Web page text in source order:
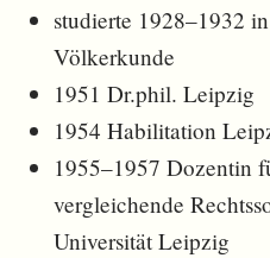
studierte 1928–1932
Völkerkunde
1951 Dr.phil. Leipzig
1954 Habilitation
1955–1957 Dozentin
vergleichende
Universität Leipzig